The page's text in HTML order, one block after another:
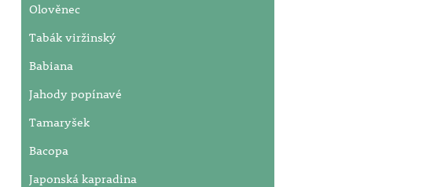
Olověnec
Tabák viržinský
Babiana
Jahody popínavé
Tamaryšek
Bacopa
Japonská kapradina